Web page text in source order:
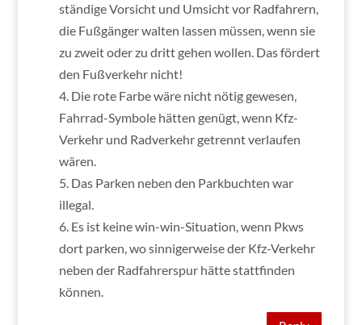
ständige Vorsicht und Umsicht vor Radfahrern,
die Fußgänger walten lassen müssen, wenn sie
zu zweit oder zu dritt gehen wollen. Das fördert
den Fußverkehr nicht!
4. Die rote Farbe wäre nicht nötig gewesen,
Fahrrad-Symbole hätten genügt, wenn Kfz-
Verkehr und Radverkehr getrennt verlaufen
wären.
5. Das Parken neben den Parkbuchten war
illegal.
6. Es ist keine win-win-Situation, wenn Pkws
dort parken, wo sinnigerweise der Kfz-Verkehr
neben der Radfahrerspur hätte stattfinden
können.